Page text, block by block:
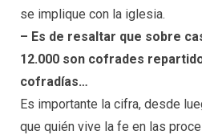
se implique con la iglesia.
– Es de resaltar que sobre
12.000 son cofrades
cofradías…
Es importante la cifra, desde
que quién vive la fe en las